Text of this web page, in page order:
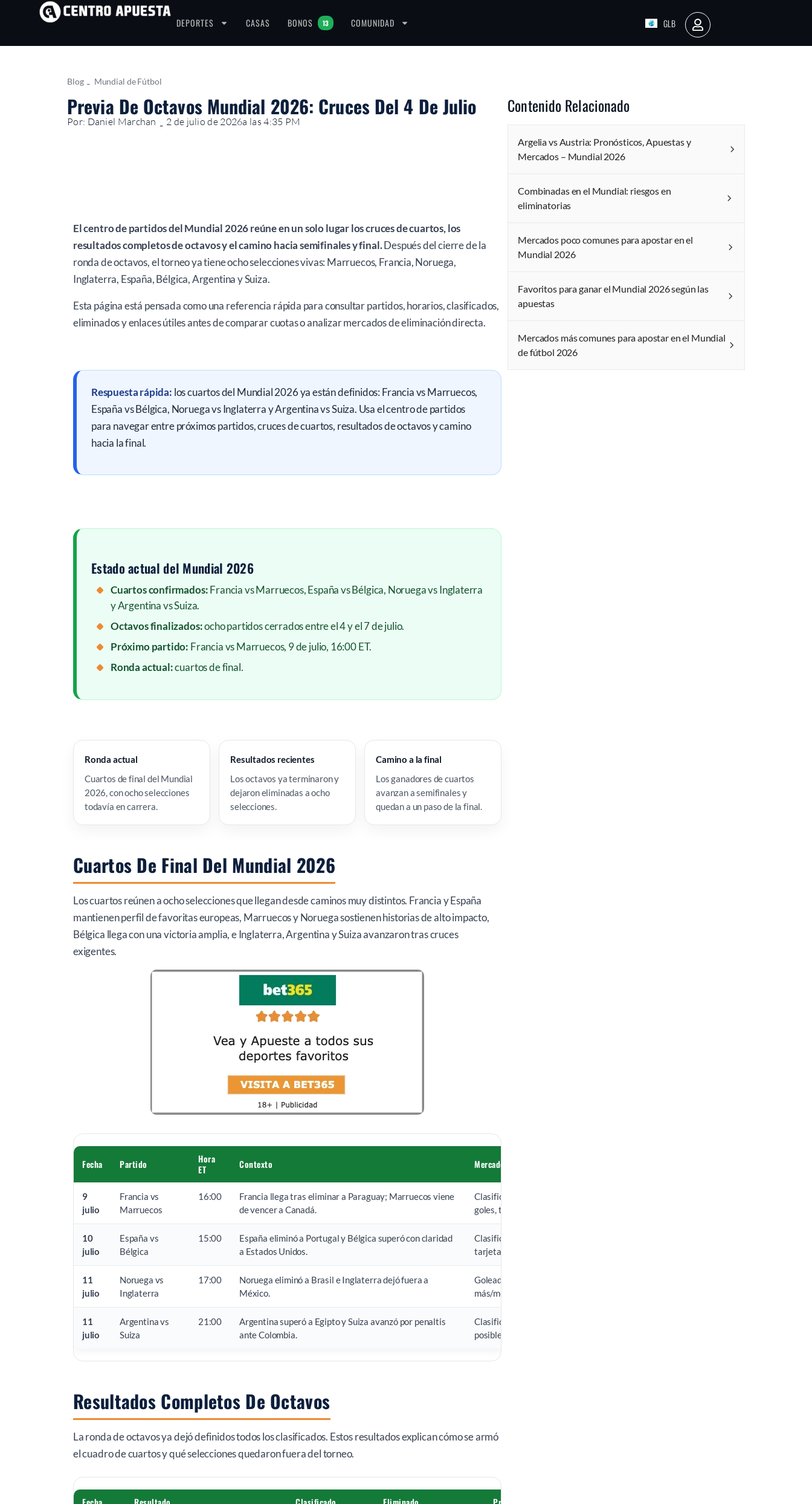
DEPORTES CASAS BONOS 13 COMUNIDAD GLB
AR
Blog - Mundial de Fútbol
Previa De Octavos Mundial 2026: Cruces Del 4 De Julio
Por: Daniel Marchan - 2 de julio de 2026a las 4:35 PM
El centro de partidos del Mundial 2026 reúne en un solo lugar los cruces de cuartos, los
resultados completos de octavos y el camino hacia semifinales y final.Después del cierre de la
ronda de octavos, el torneo ya tiene ocho selecciones vivas: Marruecos, Francia, Noruega,
Inglaterra, España, Bélgica, Argentina y Suiza.
Esta página está pensada como una referencia rápida para consultar partidos, horarios, clasificados,
eliminados y enlaces útiles antes de comparar cuotas o analizar mercados de eliminación directa.
Respuesta rápida: los cuartos del Mundial 2026 ya están definidos: Francia vs Marruecos,
España vs Bélgica, Noruega vs Inglaterra y Argentina vs Suiza. Usa el centro de partidos
para navegar entre próximos partidos, cruces de cuartos, resultados de octavos y camino
hacia la final.
Estado actual del Mundial 2026
Cuartos confirmados: Francia vs Marruecos, España vs Bélgica, Noruega vs Inglaterra
y Argentina vs Suiza.
Octavos finalizados:ocho partidos cerrados entre el 4 y el 7 de julio.
Próximo partido: Francia vs Marruecos, 9 de julio, 16:00 ET.
Ronda actual:cuartos de final.
Ronda actual
Cuartos de final del Mundial
2026, con ocho selecciones
todavía en carrera.
Resultados recientes
Los octavos ya terminaron y
dejaron eliminadas a ocho
selecciones.
Camino a la final
Los ganadores de cuartos
avanzan a semifinales y
quedan a un paso de la final.
Cuartos De Final Del Mundial 2026
Los cuartos reúnen a ocho selecciones que llegan desde caminos muy distintos. Francia y España
mantienen perfil de favoritas europeas, Marruecos y Noruega sostienen historias de alto impacto,
Bélgica llega con una victoria amplia, e Inglaterra, Argentina y Suiza avanzaron tras cruces
exigentes.
Fecha Partido
Hora
ET
Contexto Mercados a revisar
9
julio
Francia vs
Marruecos
16:00
Francia llega tras eliminar a Paraguay; Marruecos viene
de vencer a Canadá.
Clasifica, ganador 90 minutos,
goles, tarjetas.
10
julio
España vs
Bélgica
15:00
España eliminó a Portugal y Bélgica superó con claridad
a Estados Unidos.
Clasifica, ambos marcan, goles,
tarjetas.
11
julio
Noruega vs
Inglaterra
17:00
Noruega eliminó a Brasil e Inglaterra dejó fuera a
México.
Goleador, ambos marcan,
más/menos goles.
11
julio
Argentina vs
Suiza
21:00
Argentina superó a Egipto y Suiza avanzó por penaltis
ante Colombia.
Clasifica, 90 minutos, tarjetas,
posible prórroga.
Resultados Completos De Octavos
La ronda de octavos ya dejó definidos todos los clasificados. Estos resultados explican cómo se armó
el cuadro de cuartos y qué selecciones quedaron fuera del torneo.
Contenido Relacionado
Argelia vs Austria: Pronósticos, Apuestas y
Mercados – Mundial 2026
Combinadas en el Mundial: riesgos en
eliminatorias
Mercados poco comunes para apostar en el
Mundial 2026
Favoritos para ganar el Mundial 2026 según las
apuestas
Mercados más comunes para apostar en el Mundial
de fútbol 2026